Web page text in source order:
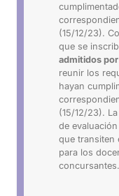
(15/12/23).
que se
admitidos
reunir los
hayan
(15/12/23).
de
que transiten
para los
concursantes.